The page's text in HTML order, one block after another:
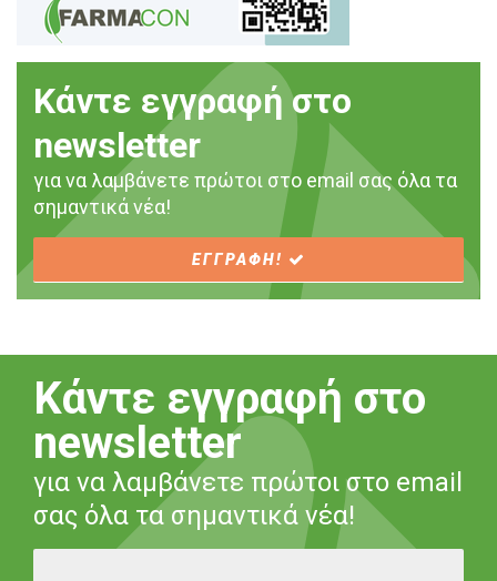
Κάντε εγγραφή στο
newsletter
για να λαμβάνετε πρώτοι στο email σας όλα τα
σημαντικά νέα!
ΕΓΓΡΑΦΗ!
Κάντε εγγραφή στο
newsletter
για να λαμβάνετε πρώτοι στο email
σας όλα τα σημαντικά νέα!